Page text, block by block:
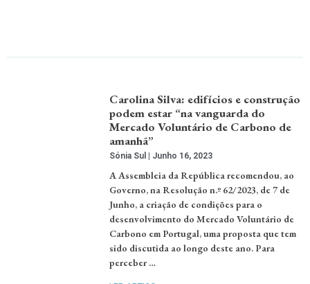
Carolina Silva: edifícios e construção
podem estar “na vanguarda do
Mercado Voluntário de Carbono de
amanhã”
Sónia Sul Junho 16, 2023
A Assembleia da República recomendou, ao
Governo, na Resolução n.º 62/2023, de 7 de
Junho, a criação de condições para o
desenvolvimento do Mercado Voluntário de
Carbono em Portugal, uma proposta que tem
sido discutida ao longo deste ano. Para
perceber …